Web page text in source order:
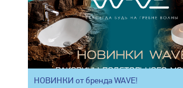
НОВИНКИ от бренда WAVE!